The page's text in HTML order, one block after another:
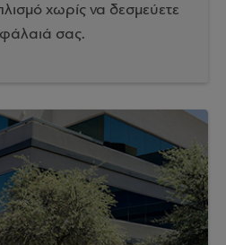
χωρίς να δεσμεύετε
σας.